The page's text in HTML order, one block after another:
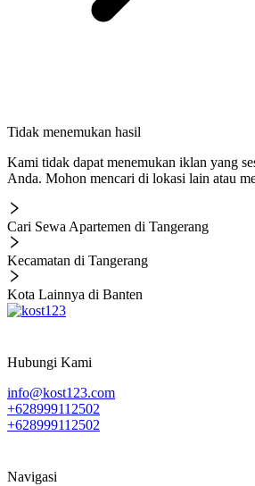
Tidak menemukan hasil
Kami tidak dapat menemukan iklan yang
Anda. Mohon mencari di lokasi lain atau
Cari Sewa Apartemen di Tangerang
Kecamatan di Tangerang
Kota Lainnya di Banten
Hubungi Kami
info@kost123.com
+628999112502
+628999112502
Navigasi